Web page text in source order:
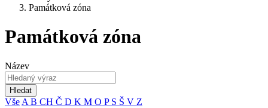
Památková zóna
Památková zóna
Název
Hledat
Vše A B CH Č D K M O P S Š V Z